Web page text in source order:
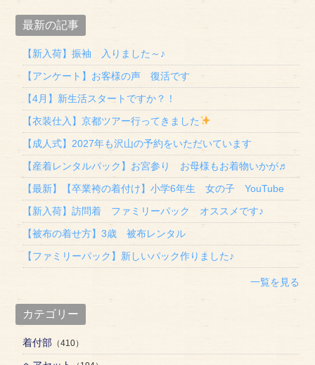
最新の記事
【新入荷】振袖 入りました～♪
【アンケート】お客様の声 復活です
【4月】新生活スタートですか？！
【衣装仕入】京都ツアー行ってきました
【成人式】2027年も沢山の予約をいただいています
【産着レンタルパック】お宮参り お母様もお着物いかが♬
【最新】【卒業袴の着付け】小学6年生 女の子 YouTube
【新入荷】訪問着 ファミリーパック オススメです♪
【被布の着せ方】3歳 被布レンタル
【ファミリーパック】新しいパック作りました♪
一覧を見る
カテゴリー
着付部 （410）